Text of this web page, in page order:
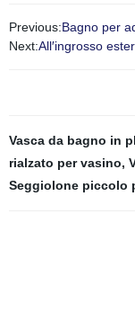
Previous:Bagno per
Next:All′ingrosso
Vasca da bagno in
rialzato per vasino,
Seggiolone piccolo